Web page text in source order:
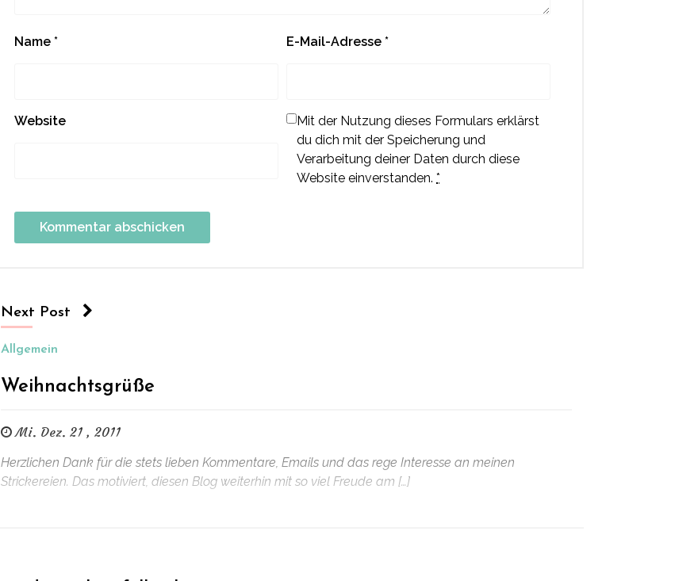
Name* E-Mail-Adresse*
Website
Mit der Nutzung dieses Formulars erklärst
du dich mit der Speicherung und
Verarbeitung deiner Daten durch diese
Website einverstanden.*
Next Post
Allgemein
Weihnachtsgrüße
Mi. Dez. 21 , 2011
Herzlichen Dank für die stets lieben Kommentare, Emails und das rege Interesse an meinen
Strickereien. Das motiviert, diesen Blog weiterhin mit so viel Freude am […]